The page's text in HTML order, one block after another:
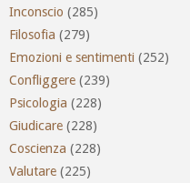
Inconscio (285)
Filosofia (279)
Emozioni e sentimenti (252)
Confliggere (239)
Psicologia (228)
Giudicare (228)
Coscienza (228)
Valutare (225)